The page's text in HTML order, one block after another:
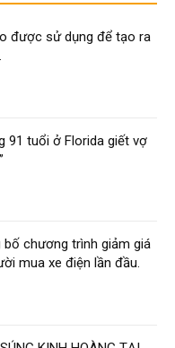
được sử dụng để tạo ra
91 tuổi ở Florida giết vợ
chương trình giảm giá
mua xe điện lần đầu.